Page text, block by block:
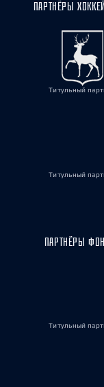
ПАРТНЁРЫ
Титульный
Титульный
ПАРТНЁРЫ
Титульный